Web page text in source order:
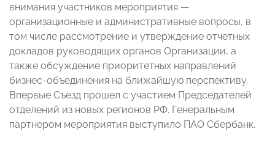
внимания участников мероприятия —
организационные и административные вопросы, в
том числе рассмотрение и утверждение отчетных
докладов руководящих органов Организации, а
также обсуждение приоритетных направлений
бизнес-объединения на ближайшую перспективу.
Впервые Съезд прошел с участием Председателей
отделений из новых регионов РФ. Генеральным
партнером мероприятия выступило ПАО Сбербанк.